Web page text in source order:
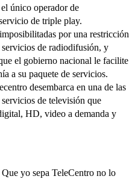
único operador de
de triple play.
por una restricción
de radiodifusión, y
el gobierno nacional le facilite
a su paquete de servicios.
desembarca en una de las
de televisión que
HD, video a demanda y
yo sepa TeleCentro no lo